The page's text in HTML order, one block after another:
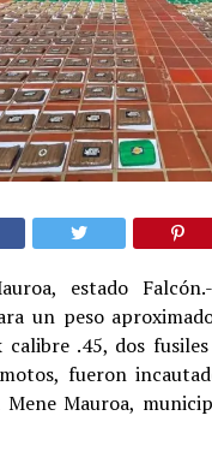
estado
un peso
calibre .45, dos
fueron
Mene Mauroa,